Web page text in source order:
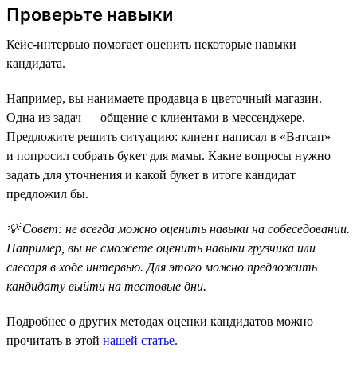
Проверьте навыки
Кейс-интервью помогает оценить некоторые навыки
кандидата.
Например, вы нанимаете продавца в цветочный магазин.
Одна из задач — общение с клиентами в мессенджере.
Предложите решить ситуацию: клиент написал в «Ватсап»
и попросил собрать букет для мамы. Какие вопросы нужно
задать для уточнения и какой букет в итоге кандидат
предложил бы.
💡 Совет: не всегда можно оценить навыки на собеседовании.
Например, вы не сможете оценить навыки грузчика или
слесаря в ходе интервью. Для этого можно предложить
кандидату выйти на тестовые дни.
Подробнее о других методах оценки кандидатов можно
прочитать в этой нашей статье.